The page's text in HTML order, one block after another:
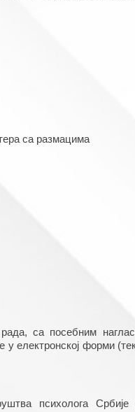
са размацима
са посебним
електронској форми
психолога